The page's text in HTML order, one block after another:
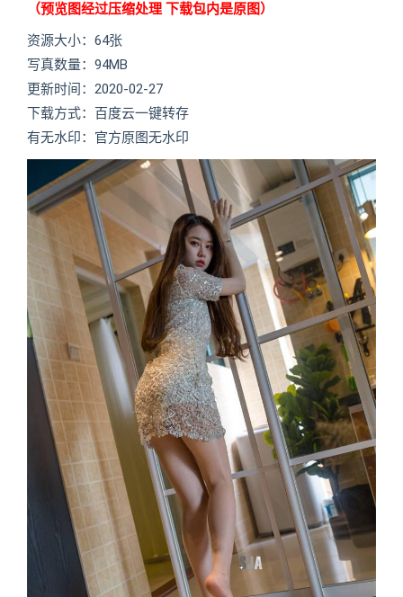
（预览图经过压缩处理 下载包内是原图）
资源大小：64张
写真数量：94MB
更新时间：2020-02-27
下载方式：百度云一键转存
有无水印：官方原图无水印